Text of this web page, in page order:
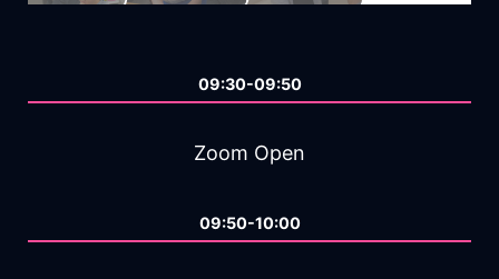
09:30-09:50
Zoom Open
09:50-10:00